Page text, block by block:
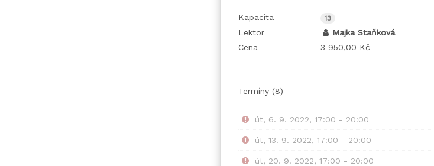
Kapacita 13
Lektor
Majka Staňková
Cena
3 950,00 Kč
Termíny (8)
út, 6. 9. 2022, 17:00 - 20:00
út, 13. 9. 2022, 17:00 - 20:00
út, 20. 9. 2022, 17:00 - 20:00